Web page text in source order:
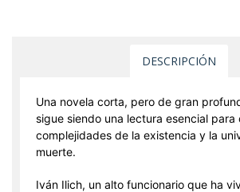
DESCRIPCIÓN
Una novela corta, pero de gran
sigue siendo una lectura esencial para
complejidades de la existencia y la
muerte.
Iván Ilich, un alto funcionario que ha